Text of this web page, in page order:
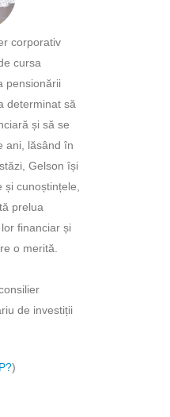
corporativ
cursa
pensionării
determinat să
și să se
ani, lăsând în
Gelson își
cunoștințele,
prelua
financiar și
o merită.
de investiții
)